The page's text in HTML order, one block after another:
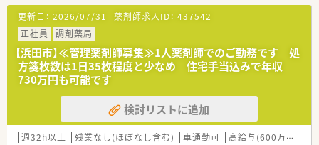
【募集背景と求める人物像について】
■今回は店舗の欠員を補充するための急募であり、地域医療に貢
献したいという強い意欲をお持ちの方を歓迎します。
■50代の方まで幅広く検討可能となっており、これまでの豊富
なご経験を活かして即戦力として活躍できる方を求めていま
す。
■UIターンをご希望の方も積極的に受け入れており、新しい土地
で心機一転して頑張りたいという方を応援いたします。
【想定される業務内容】
■内科や循環器科、小児科などの処方箋に基づく正確な調剤業務
更新日： 2026/07/31 薬剤師求人ID： 437542
正社員
調剤薬局
【浜田市】≪管理薬剤師募集≫1人薬剤師でのご勤務です 処
方箋枚数は1日35枚程度と少なめ 住宅手当込みで年収
730万円も可能です
検討リストに追加
週32h以上 残業なし(ほぼなし含む) 車通勤可 高給与(600万円以上)